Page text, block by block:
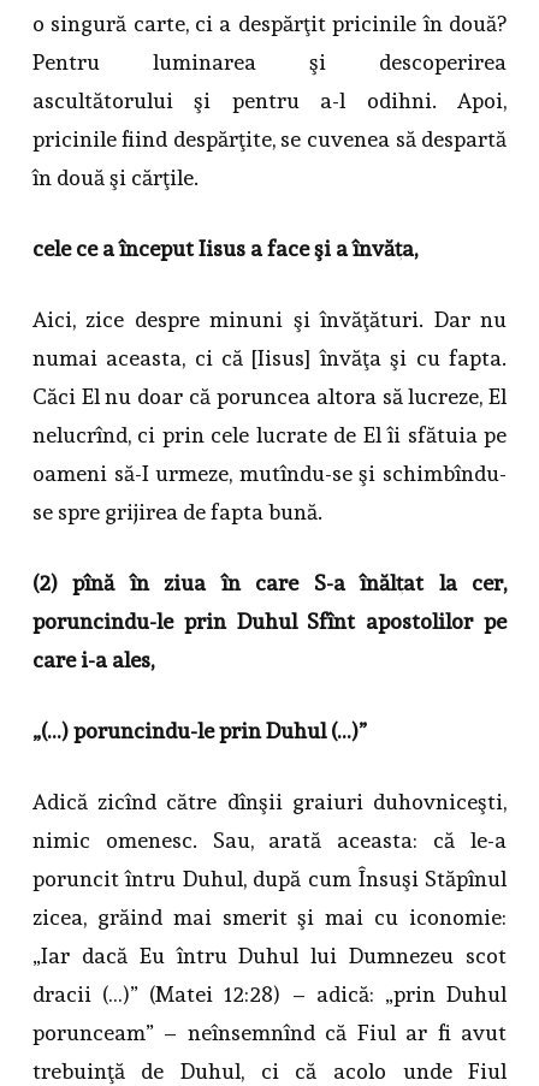
o singură carte, ci a despărţit pricinile în două?
Pentru luminarea şi descoperirea
ascultătorului şi pentru a-l odihni. Apoi,
pricinile fiind despărţite, se cuvenea să despartă
în două şi cărţile.
cele ce a început Iisus a face şi a învăţa,
Aici, zice despre minuni şi învăţături. Dar nu
numai aceasta, ci că [Iisus] învăţa şi cu fapta.
Căci El nu doar că poruncea altora să lucreze, El
nelucrînd, ci prin cele lucrate de El îi sfătuia pe
oameni să-I urmeze, mutîndu-se şi schimbîndu-
se spre grijirea de fapta bună.
(2) pînă în ziua în care S-a înălţat la cer,
poruncindu-le prin Duhul Sfînt apostolilor pe
care i-a ales,
„(…) poruncindu-le prin Duhul (…)”
Adică zicînd către dînşii graiuri duhovniceşti,
nimic omenesc. Sau, arată aceasta: că le-a
poruncit întru Duhul, după cum Însuşi Stăpînul
zicea, grăind mai smerit şi mai cu iconomie:
„Iar dacă Eu întru Duhul lui Dumnezeu scot
dracii (…)” (Matei 12:28) – adică: „prin Duhul
porunceam” – neînsemnînd că Fiul ar fi avut
trebuinţă de Duhul, ci că acolo unde Fiul